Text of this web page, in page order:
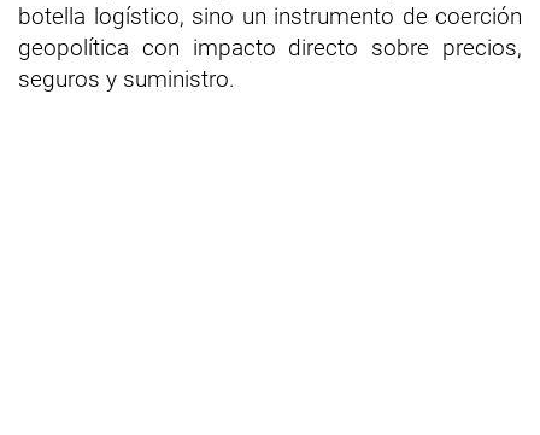
botella logístico, sino un instrumento de coerción
geopolítica con impacto directo sobre precios,
seguros y suministro.